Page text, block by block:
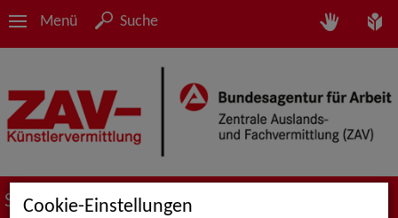
Menü Suche
Suche nach Künstler*innen
Cookie-Einstellungen